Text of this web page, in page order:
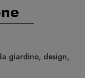
giardino, design,